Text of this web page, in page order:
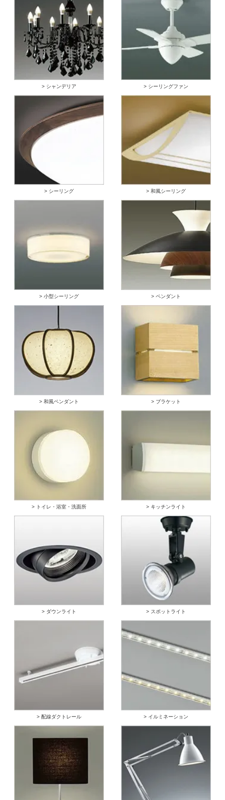
> シャンデリア > シーリングファン
> シーリング > 和風シーリング
> 小型シーリング > ペンダント
> 和風ペンダント > ブラケット
> トイレ・浴室・洗面所 > キッチンライト
> ダウンライト > スポットライト
> 配線ダクトレール > イルミネーション